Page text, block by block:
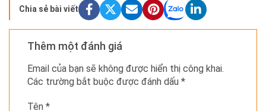
Chia sẻ bài viết
Thêm một đánh giá
Email của bạn sẽ không được hiển thị công khai.
Các trường bắt buộc được đánh dấu *
Tên *